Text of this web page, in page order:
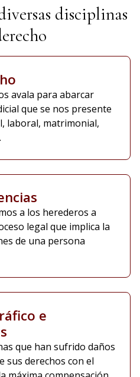
disciplinas
avala para abarcar
que se nos presente
laboral, matrimonial,
a los herederos a
legal que implica la
de una persona
e
que han sufrido daños
sus derechos con el